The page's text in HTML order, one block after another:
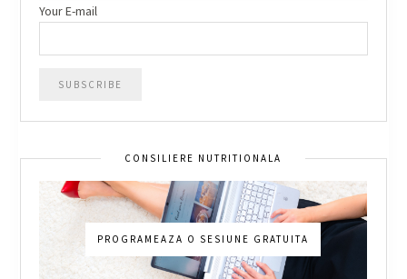
Your E-mail
CONSILIERE NUTRITIONALA
PROGRAMEAZA O SESIUNE GRATUITA